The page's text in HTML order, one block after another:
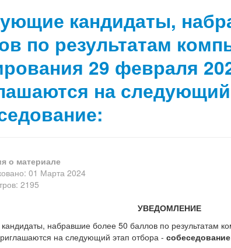
кандидаты,
по результатам
29 февраля
на
о материале
01 Марта 2024
2195
УВЕДОМЛЕНИЕ
набравшие более 50 баллов по результатам
на следующий этап отбора -